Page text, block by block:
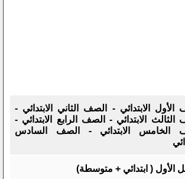
الأول الابتدائي - الصف الثاني الابتدائي -
الثالث الابتدائي - الصف الرابع الابتدائي -
الخامس الابتدائي - الصف السادس
الأول ( ابتدائي + متوسطة)